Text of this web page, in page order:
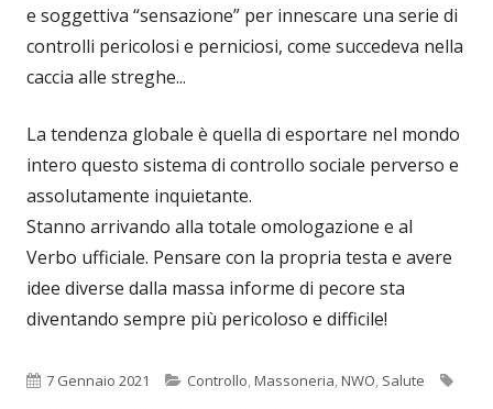
e soggettiva “sensazione” per innescare una serie di
controlli pericolosi e perniciosi, come succedeva nella
caccia alle streghe...
La tendenza globale è quella di esportare nel mondo
intero questo sistema di controllo sociale perverso e
assolutamente inquietante.
Stanno arrivando alla totale omologazione e al
Verbo ufficiale. Pensare con la propria testa e avere
idee diverse dalla massa informe di pecore sta
diventando sempre più pericoloso e difficile!
Pubblicato
7 Gennaio 2021 Categorie
Controllo,Massoneria,NWO, Salute